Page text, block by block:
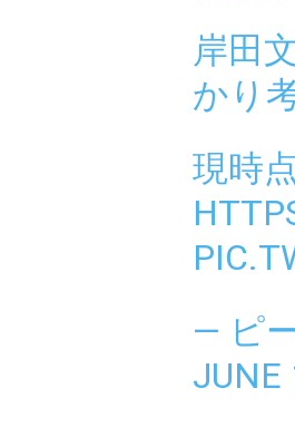
岸田
かり
現時
— ピ
JUNE